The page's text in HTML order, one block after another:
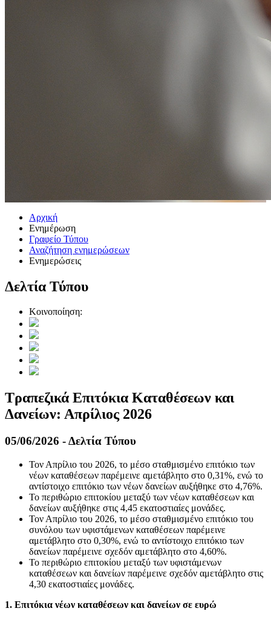
Αρχική
Ενημέρωση
Γραφείο Τύπου
Αναζήτηση ενημερώσεων
Ενημερώσεις
Δελτία Τύπου
Κοινοποίηση:
Τραπεζικά Επιτόκια Καταθέσεων και
Δανείων: Απρίλιος 2026
05/06/2026 - Δελτία Τύπου
Τον Απρίλιο του 2026, το μέσο σταθμισμένο επιτόκιο των
νέων καταθέσεων παρέμεινε αμετάβλητο στο 0,31%, ενώ το
αντίστοιχο επιτόκιο των νέων δανείων αυξήθηκε στο 4,76%.
Το περιθώριο επιτοκίου μεταξύ των νέων καταθέσεων και
δανείων αυξήθηκε στις 4,45 εκατοστιαίες μονάδες.
Τον Απρίλιο του 2026, το μέσο σταθμισμένο επιτόκιο του
συνόλου των υφιστάμενων καταθέσεων παρέμεινε
αμετάβλητο στο 0,30%, ενώ το αντίστοιχο επιτόκιο των
δανείων παρέμεινε σχεδόν αμετάβλητο στο 4,60%.
Το περιθώριο επιτοκίου μεταξύ των υφιστάμενων
καταθέσεων και δανείων παρέμεινε σχεδόν αμετάβλητο στις
4,30 εκατοστιαίες μονάδες.
1. Επιτόκια νέων καταθέσεων και δανείων σε ευρώ